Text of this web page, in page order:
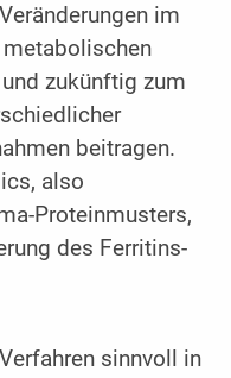
im
zukünftig zum
beitragen.
also
Proteinmusters,
des Ferritins-
sinnvoll in